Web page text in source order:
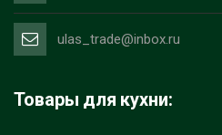
ulas_trade@inbox.ru
Товары для кухни: